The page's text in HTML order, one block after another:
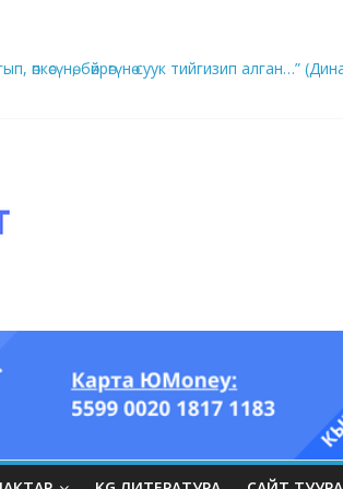
өпкөсүнө, бөйрөгүнө суук тийгизип
он үч акындын котормосунда